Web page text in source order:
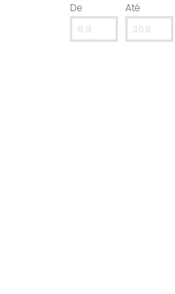
De Até